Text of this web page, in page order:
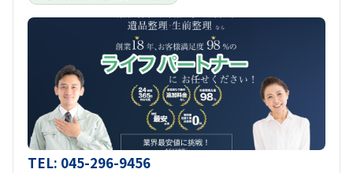
TEL: 045-296-9456